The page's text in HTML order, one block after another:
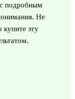
подробным
Не
купите эту